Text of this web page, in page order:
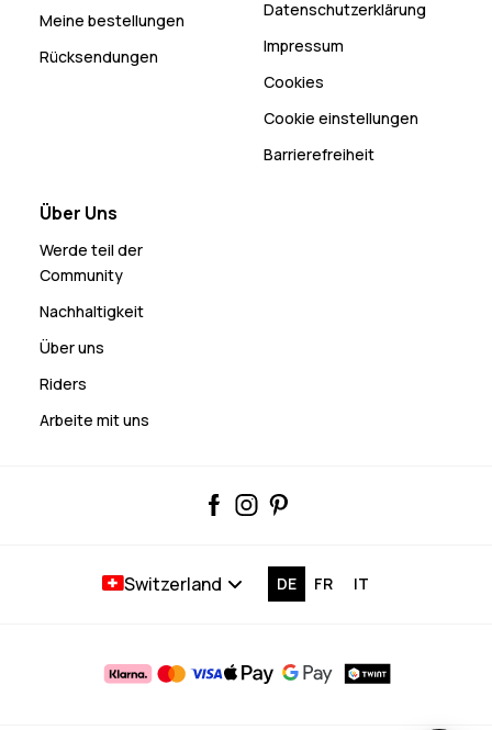
Meine bestellungen
Rücksendungen
Datenschutzerklärung
Impressum
Cookies
Cookie einstellungen
Barrierefreiheit
Über Uns
Werde teil der
Community
Nachhaltigkeit
Über uns
Riders
Arbeite mit uns
DE FR IT
Switzerland